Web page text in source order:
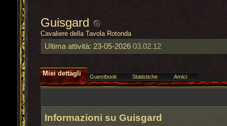
Guisgard
Cavaliere della Tavola Rotonda
Ultima attività: 23-05-202603.02.12
Miei dettagli Guestbook Statistiche Amici
Informazioni su Guisgard